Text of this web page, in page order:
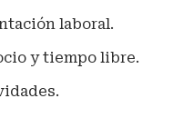
laboral.
y tiempo libre.